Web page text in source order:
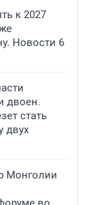
к 2027
Новости 6
двоен.
стать
двух
Монголии